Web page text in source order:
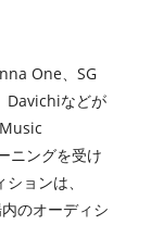
One、SG
Davichiなどが
ニングを受け
ョンは、
のオーディシ